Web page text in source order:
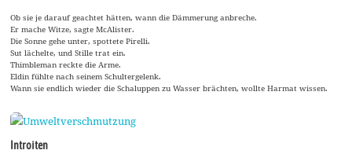
Ob sie je darauf geachtet hätten, wann die Dämmerung anbreche.
Er mache Witze, sagte McAlister.
Die Sonne gehe unter, spottete Pirelli.
Sut lächelte, und Stille trat ein.
Thimbleman reckte die Arme.
Eldin fühlte nach seinem Schultergelenk.
Wann sie endlich wieder die Schaluppen zu Wasser brächten, wollte Harmat wissen.
Introiten